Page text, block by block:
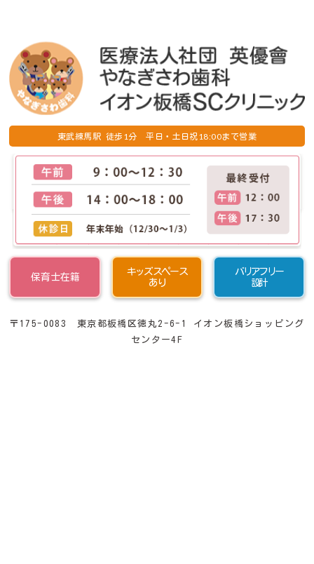
東武練馬駅 徒歩 1 分 平日・土日祝 18:00まで営業
保育士在籍
キッズスペース
あり
バリアフリー
設計
〒175-0083 東京都板橋区徳丸2-6-1 イオン板橋ショッピング
センター4F